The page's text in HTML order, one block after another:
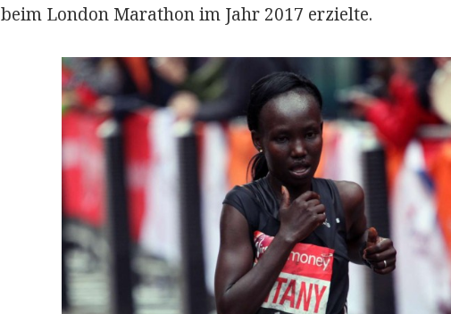
beim London Marathon im Jahr 2017 erzielte.